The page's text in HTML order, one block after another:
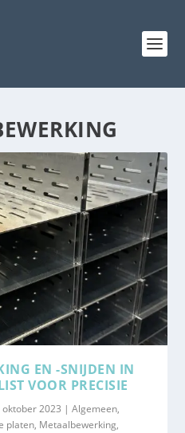
EN -SNIJDEN IN
VOOR PRECISIE
oktober 2023 |Algemeen,
platen, Metaalbewerking,